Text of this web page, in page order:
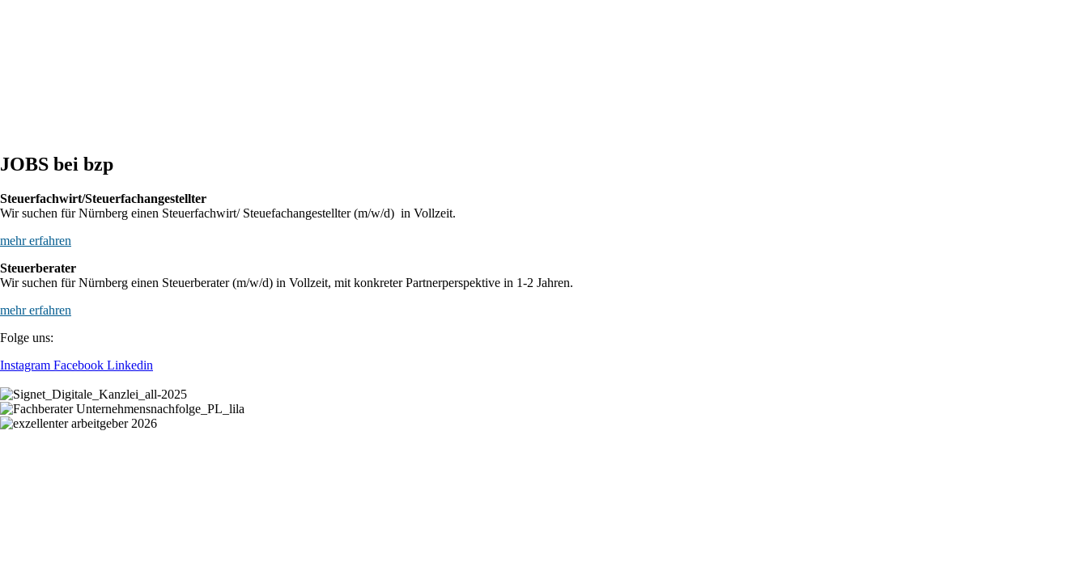
JOBS bei bzp
Steuerfachwirt/Steuerfachangestellter
Wir suchen für Nürnberg einen Steuerfachwirt/ Steuefachangestellter (m/w/d) in Vollzeit.
mehr erfahren
Steuerberater
Wir suchen für Nürnberg einen Steuerberater (m/w/d) in Vollzeit, mit konkreter Partnerperspektive in 1-2 Jahren.
mehr erfahren
Folge uns:
Instagram Facebook Linkedin